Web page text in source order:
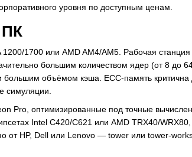
уровня по доступным ценам.
ПК
1700 или AMD AM4/AM5. Рабочая станция
большим количеством ядер (от 8 до
объёмом кэша. ECC-память критична
симуляции.
Pro, оптимизированные под точные
Intel C420/C621 или AMD TRX40/
от HP, Dell или Lenovo — tower или tower-